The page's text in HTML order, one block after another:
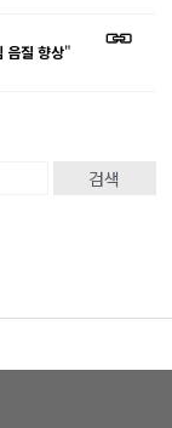
음질 향상"
검색